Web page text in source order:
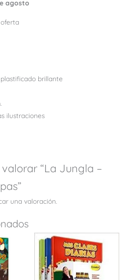
agosto
brillante
ilustraciones
“La Jungla –
una valoración.